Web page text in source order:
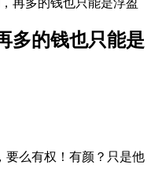
再多的钱也只能是浮盈
多的钱也只能是
要么有权！有颜？只是他